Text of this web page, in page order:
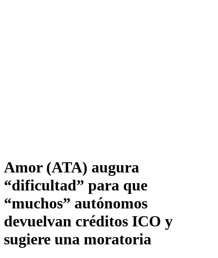
Amor (ATA) augura
“dificultad” para que
“muchos” autónomos
devuelvan créditos ICO y
sugiere una moratoria